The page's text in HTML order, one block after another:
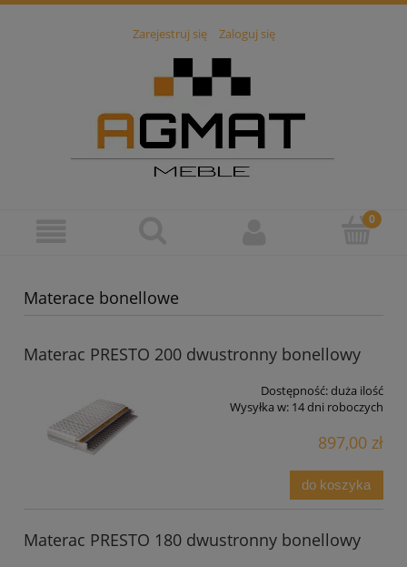
Zarejestruj się Zaloguj się
Materace bonellowe
Materac PRESTO 200 dwustronny bonellowy
Dostępność:duża ilość
Wysyłka w: 14 dni roboczych
897,00 zł
do koszyka
Materac PRESTO 180 dwustronny bonellowy